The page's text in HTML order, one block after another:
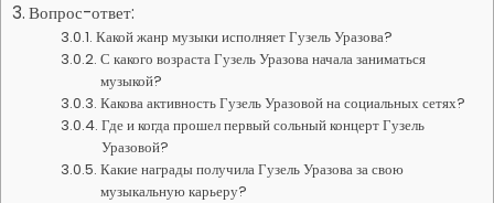
Вопрос-ответ:
Какой жанр музыки исполняет Гузель Уразова?
С какого возраста Гузель Уразова начала заниматься
музыкой?
Какова активность Гузель Уразовой на социальных сетях?
Где и когда прошел первый сольный концерт Гузель
Уразовой?
Какие награды получила Гузель Уразова за свою
музыкальную карьеру?